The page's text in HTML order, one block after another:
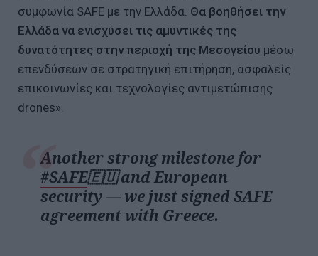
συμφωνία SAFE με την Ελλάδα. Θα βοηθήσει την
Ελλάδα να ενισχύσει τις αμυντικές της
δυνατότητες στην περιοχή της Μεσογείου μέσω
επενδύσεων σε στρατηγική επιτήρηση, ασφαλείς
επικοινωνίες και τεχνολογίες αντιμετώπισης
drones».
Another strong milestone for
#SAFE🇪🇺 and European
security — we just signed SAFE
agreement with Greece.